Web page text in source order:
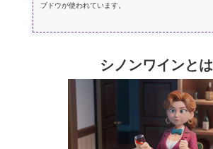
ブドウが使われています。
シノンワインとは